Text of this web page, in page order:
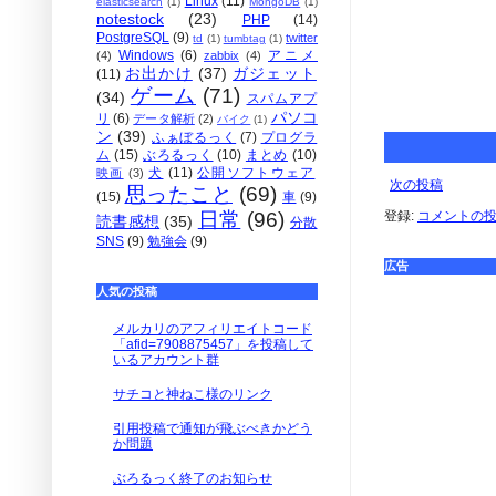
次の投稿
登録: コメントの
広告
notestock (23) PHP
(14)
PostgreSQL (9) td (1) tumbtag (1) twitter
(4) Windows (6) zabbix (4)
アニメ
(11) お出かけ (37) ガジェット
(34) ゲーム (71) スパムアプ
リ (6) データ解析 (2) バイク (1) パソコ
ン (39) ふぁぼるっく (7) プログラ
ム (15) ぶろるっく (10) まとめ (10)
映画 (3) 犬 (11) 公開ソフトウェア
(15) 思ったこと (69) 車 (9)
読書感想 (35) 日常 (96) 分散
SNS (9) 勉強会 (9)
人気の投稿
メルカリのアフィリエイトコード
「afid=7908875457」を投稿して
いるアカウント群
サチコと神ねこ様のリンク
引用投稿で通知が飛ぶべきかどう
か問題
ぶろるっく終了のお知らせ